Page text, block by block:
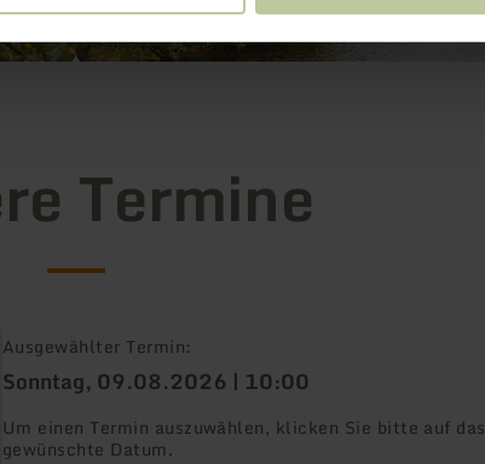
Termine
Ausgewählter Termin:
Sonntag, 09.08.2026 | 10:00
Um einen Termin auszuwählen, klicken Sie bitte auf das
gewünschte Datum.